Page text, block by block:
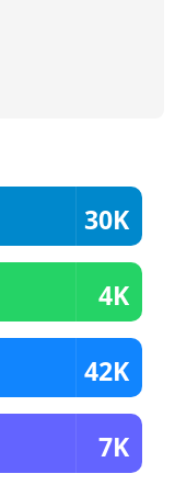
30K
4K
42K
7K